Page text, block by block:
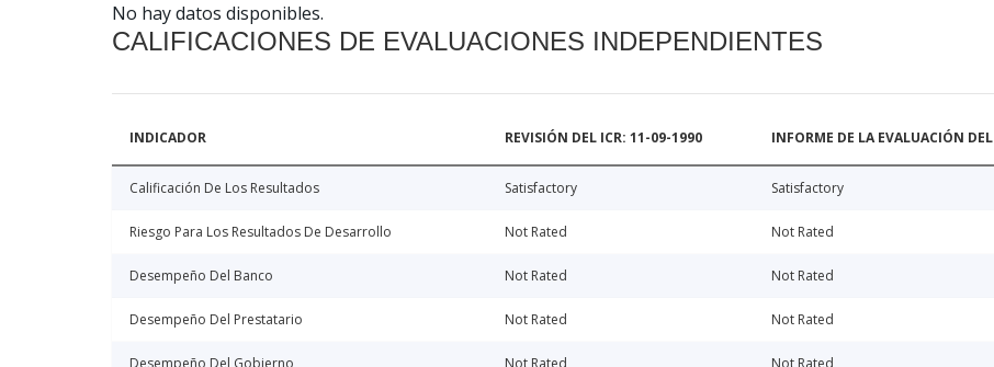
No hay datos disponibles.
CALIFICACIONES DE EVALUACIONES INDEPENDIENTES
INDICADOR REVISIÓN DEL ICR: 11-09-1990 INFORME DE LA EVALUACIÓN
Calificación De Los Resultados Satisfactory Satisfactory
Riesgo Para Los Resultados De Desarrollo Not Rated Not Rated
Desempeño Del Banco Not Rated Not Rated
Desempeño Del Prestatario Not Rated Not Rated